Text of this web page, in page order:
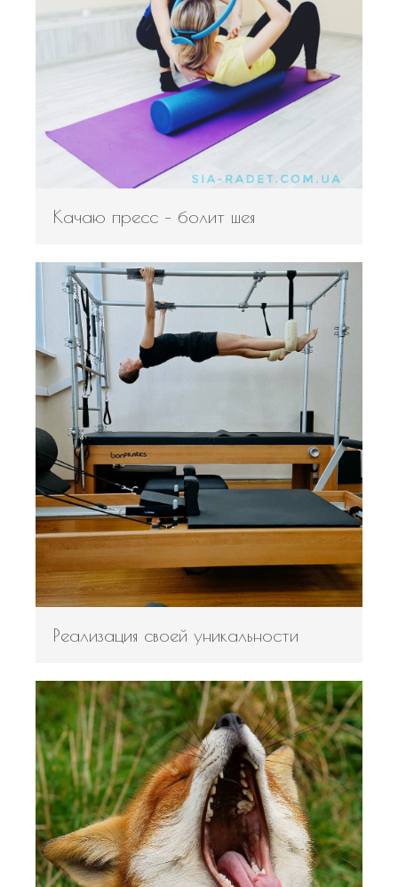
Качаю пресс – болит шея
Реализация своей уникальности